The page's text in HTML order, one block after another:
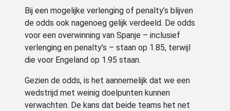
Bij een mogelijke verlenging of penalty’s blijven
de odds ook nagenoeg gelijk verdeeld. De odds
voor een overwinning van Spanje – inclusief
verlenging en penalty’s – staan op 1.85, terwijl
die voor Engeland op 1.95 staan.
Gezien de odds, is het aannemelijk dat we een
wedstrijd met weinig doelpunten kunnen
verwachten. De kans dat beide teams het net